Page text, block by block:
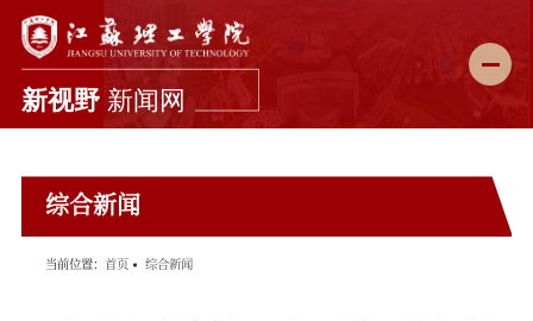
学校要闻
综合新闻
综合新闻
当前位置： 首页 综合新闻